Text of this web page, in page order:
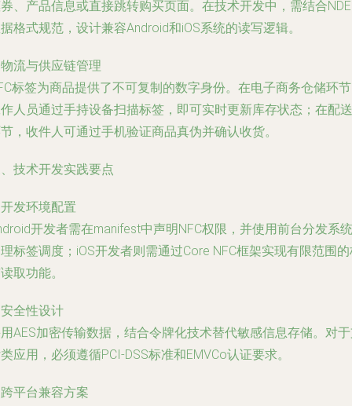
、产品信息或直接跳转购买页面。在技术开发中，需结合
格式规范，设计兼容Android和iOS系统的读写逻辑。
流与供应链管理
标签为商品提供了不可复制的数字身份。在电子商务仓储环
人员通过手持设备扫描标签，即可实时更新库存状态；在配送
，收件人可通过手机验证商品真伪并确认收货。
技术开发实践要点
发环境配置
开发者需在manifest中声明NFC权限，并使用前台分发系统
标签调度；iOS开发者则需通过Core NFC框架实现有限范围
取功能。
全性设计
AES加密传输数据，结合令牌化技术替代敏感信息存储。对
应用，必须遵循PCI-DSS标准和EMVCo认证要求。
平台兼容方案